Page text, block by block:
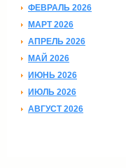
ФЕВРАЛЬ 2026
МАРТ 2026
АПРЕЛЬ 2026
МАЙ 2026
ИЮНЬ 2026
ИЮЛЬ 2026
АВГУСТ 2026